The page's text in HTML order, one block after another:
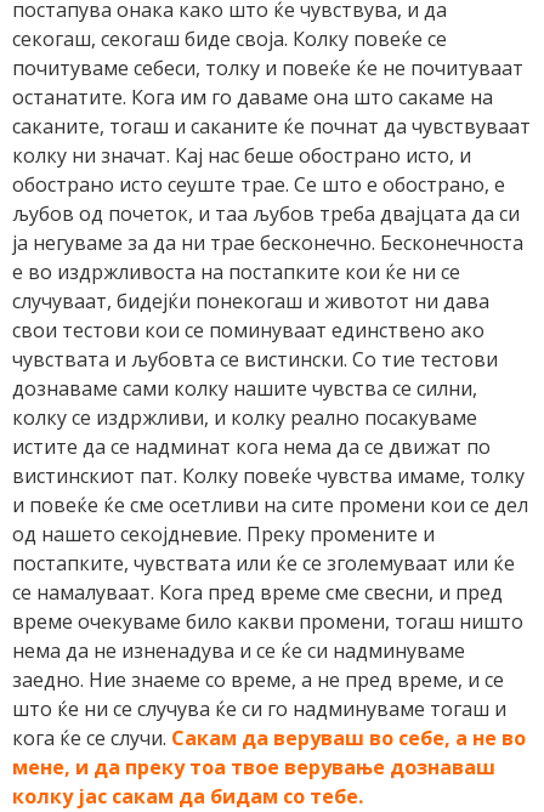
постапува онака како што ќе чувствува, и да
секогаш, секогаш биде своја. Колку повеќе се
почитуваме себеси, толку и повеќе ќе не почитуваат
останатите. Кога им го даваме она што сакаме на
саканите, тогаш и саканите ќе почнат да чувствуваат
колку ни значат. Кај нас беше обострано исто, и
обострано исто сеуште трае. Се што е обострано, е
љубов од почеток, и таа љубов треба двајцата да си
ја негуваме за да ни трае бесконечно. Бесконечноста
е во издржливоста на постапките кои ќе ни се
случуваат, бидејќи понекогаш и животот ни дава
свои тестови кои се поминуваат единствено ако
чувствата и љубовта се вистински. Со тие тестови
дознаваме сами колку нашите чувства се силни,
колку се издржливи, и колку реално посакуваме
истите да се надминат кога нема да се движат по
вистинскиот пат. Колку повеќе чувства имаме, толку
и повеќе ќе сме осетливи на сите промени кои се дел
од нашето секојдневие. Преку промените и
постапките, чувствата или ќе се зголемуваат или ќе
се намалуваат. Кога пред време сме свесни, и пред
време очекуваме било какви промени, тогаш ништо
нема да не изненадува и се ќе си надминуваме
заедно. Ние знаеме со време, а не пред време, и се
што ќе ни се случува ќе си го надминуваме тогаш и
кога ќе се случи. Сакам да веруваш во себе, а не во
мене, и да преку тоа твое верување дознаваш
колку јас сакам да бидам со тебе.